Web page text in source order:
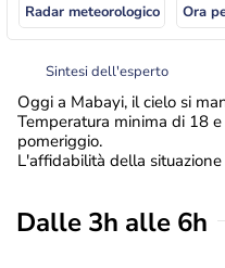
Radar meteorologico Ora
Sintesi dell'esperto
Oggi a Mabayi, il cielo si
Temperatura minima di 18
pomeriggio.
L'affidabilità della
Dalle 3h alle 6h